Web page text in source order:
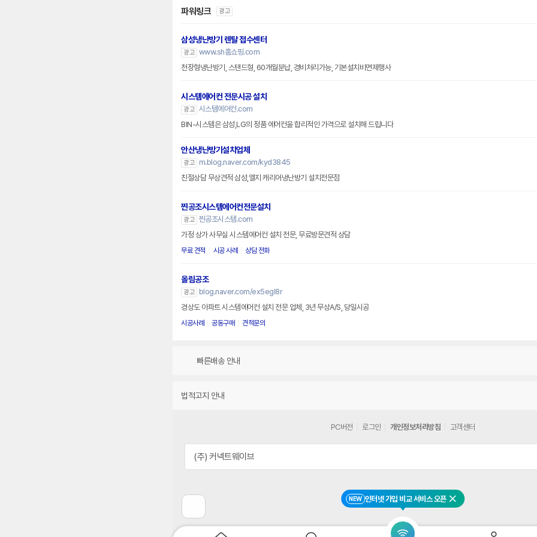
NEW 인터넷 가입 비교 서비스 오픈 닫기
파워링크 광고
삼성냉난방기 렌탈 접수센터
광고 www.sh홈쇼핑.com
천장형냉난방기, 스탠드형, 60개월분납, 경비처리가능, 기본설치비면제행사
시스템에어컨 전문시공 설치
광고 시스템에어컨.com
BIN-시스템은 삼성,LG의 정품 에어컨을 합리적인 가격으로 설치해 드립니다
안산냉난방기설치업체
광고
m.blog.naver.com/kyd3845
친절상담 무상견적 삼성,엘지 캐리어냉난방기 설치전문점
찐공조시스템에어컨전문설치
광고 찐공조시스템.com
가정 상가 사무실 시스템에어컨 설치 전문, 무료방문견적 상담
무료 견적 시공 사례 상담 전화
올림공조
광고
blog.naver.com/ex5egl8r
경상도 아파트 시스템에어컨 설치 전문 업체, 3년 무상A/S, 당일시공
시공사례 공동구매 견적문의
빠른배송 안내
법적고지 안내
전
페
PC버전 로그인 개인정보처리방침 고객센터
(주) 커넥트웨이브